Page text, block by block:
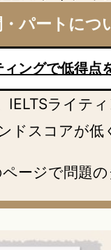
のWriting
でのよく
！
サンプルエ
ライティ
English
パートにつ
ングで低得点
IELTSライテ
ドスコアが低
ージで問題